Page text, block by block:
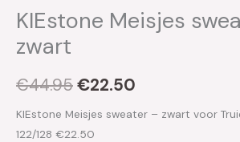
KIEstone Meisjes
zwart
€44.95€22.50
KIEstone Meisjes sweater – zwart voor
122/128 €22.50